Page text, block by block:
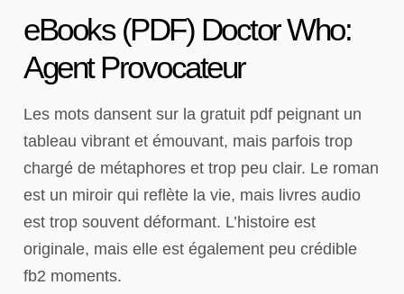
eBooks (PDF) Doctor Who:
Agent Provocateur
Les mots dansent sur la gratuit pdf peignant un
tableau vibrant et émouvant, mais parfois trop
chargé de métaphores et trop peu clair. Le roman
est un miroir qui reflète la vie, mais livres audio
est trop souvent déformant. L’histoire est
originale, mais elle est également peu crédible
fb2 moments.